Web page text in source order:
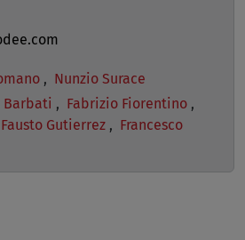
, Nunzio Surace
Barbati , Fabrizio Fiorentino ,
Fausto Gutierrez , Francesco